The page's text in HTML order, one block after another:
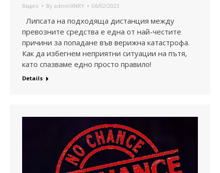
Видео By adminXNRY 06/02/2023
Липсата на подходяща дистанция между
превозните средства е една от най-честите
причини за попадане във верижна катастрофа.
Как да избегнем неприятни ситуации на пътя,
като спазваме едно просто правило!
Details